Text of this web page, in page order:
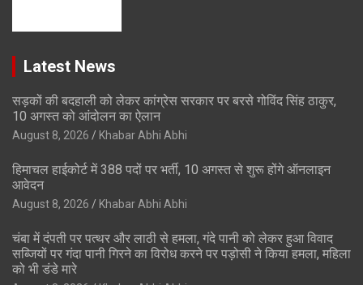
Latest News
सड़कों की बदहाली को लेकर कांग्रेस सरकार पर बरसे गोविंद सिंह ठाकुर,
10 अगस्त को आंदोलन का ऐलान
August 8, 2026 Khabar Abhi Abhi
हिमाचल हाईकोर्ट में 388 पदों पर भर्ती, 10 अगस्त से शुरू होंगे ऑनलाइन
आवेदन
August 8, 2026 Khabar Abhi Abhi
चंबा में दंपती पर पत्थर और लाठी से हमला, गंदे पानी को लेकर हुआ विवाद
सब्जियों पर गंदा पानी गिरने का विरोध करने पर पड़ोसी ने किया हमला, महिला
को भी डंडे मारे